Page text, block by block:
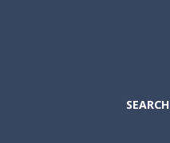
SEARCH